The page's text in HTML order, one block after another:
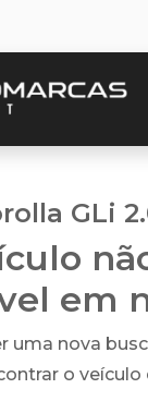
GLi
em
uma nova
o veículo